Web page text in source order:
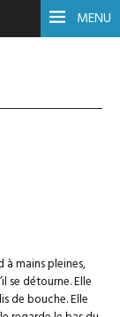
MENU
à mains pleines,
se détourne. Elle
de bouche. Elle